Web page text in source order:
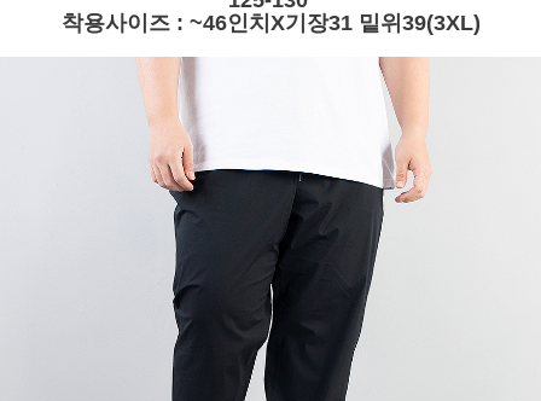
착용사이즈 : ~46인치X기장31 밑위39(3XL)